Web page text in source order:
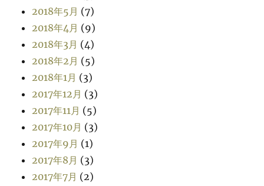
2018年5月 (7)
2018年4月 (9)
2018年3月 (4)
2018年2月 (5)
2018年1月 (3)
2017年12月 (3)
2017年11月 (5)
2017年10月 (3)
2017年9月 (1)
2017年8月 (3)
2017年7月 (2)